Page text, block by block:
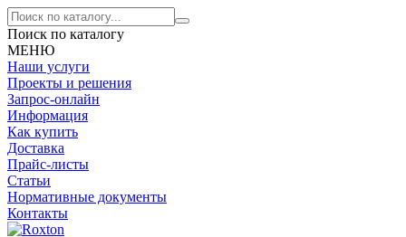
Поиск по каталогу
МЕНЮ
Наши услуги
Проекты и решения
Запрос-онлайн
Информация
Как купить
Доставка
Прайс-листы
Статьи
Нормативные документы
Контакты